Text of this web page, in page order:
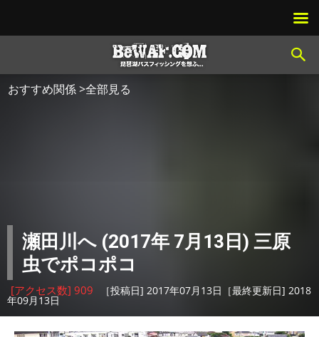
おすすめ関係 >全部見る
瀬田川へ (2017年 7月13日) 三原
虫でポコポコ
[アクセス数] 909 ［投稿日] 2017年07月13日［最終更新日] 2018
年09月13日